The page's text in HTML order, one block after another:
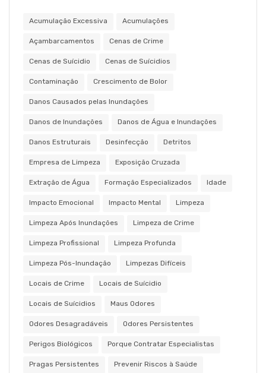
Acumulação Excessiva Acumulações
Açambarcamentos Cenas de Crime
Cenas de Suícidio Cenas de Suícidios
Contaminação Crescimento de Bolor
Danos Causados pelas Inundações
Danos de Inundações Danos de Água e Inundações
Danos Estruturais Desinfecção Detritos
Empresa de Limpeza Exposição Cruzada
Extração de Água Formação Especializados Idade
Impacto Emocional Impacto Mental Limpeza
Limpeza Após Inundações Limpeza de Crime
Limpeza Profissional Limpeza Profunda
Limpeza Pós-Inundação Limpezas Difíceis
Locais de Crime Locais de Suícidio
Locais de Suícidios Maus Odores
Odores Desagradáveis Odores Persistentes
Perigos Biológicos Porque Contratar Especialistas
Pragas Persistentes Prevenir Riscos à Saúde